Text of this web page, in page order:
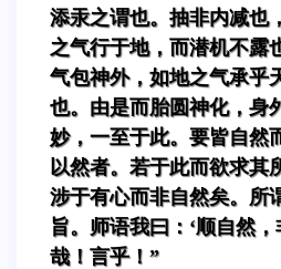
添汞之谓也。抽非内减也
之气行于地，而潜机不露
气包神外，如地之气承乎
也。由是而胎圆神化，身
妙，一至于此。要皆自然
以然者。若于此而欲求其
涉于有心而非自然矣。所
旨。师语我曰：‘顺自然
哉！言乎！”